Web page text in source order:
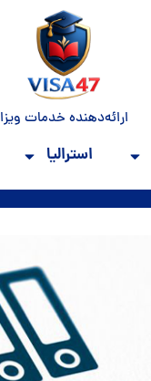
ارائه‌دهنده خدمات ویزا
استرالیا